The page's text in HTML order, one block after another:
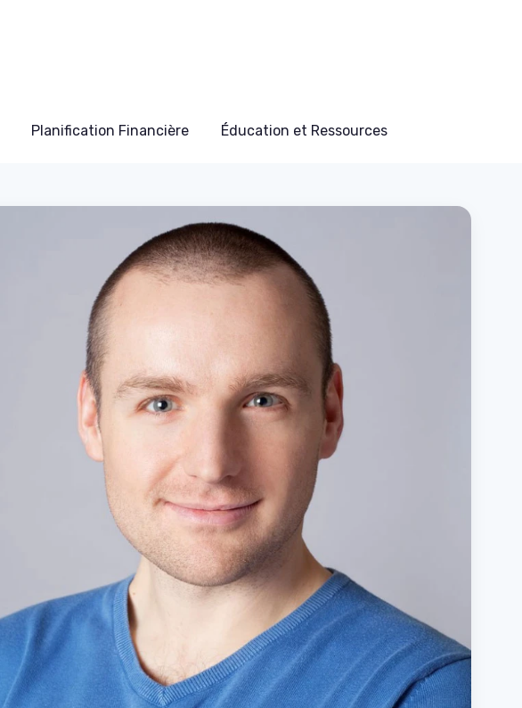
Planification Financière Éducation et Ressources